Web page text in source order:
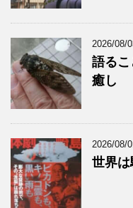
2026/08/
語るこ
癒し
2026/08/
世界は